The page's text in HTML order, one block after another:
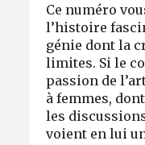
Ce numéro
l’histoire
génie dont la
limites. Si le
passion de
à femmes,
les
voient en lui